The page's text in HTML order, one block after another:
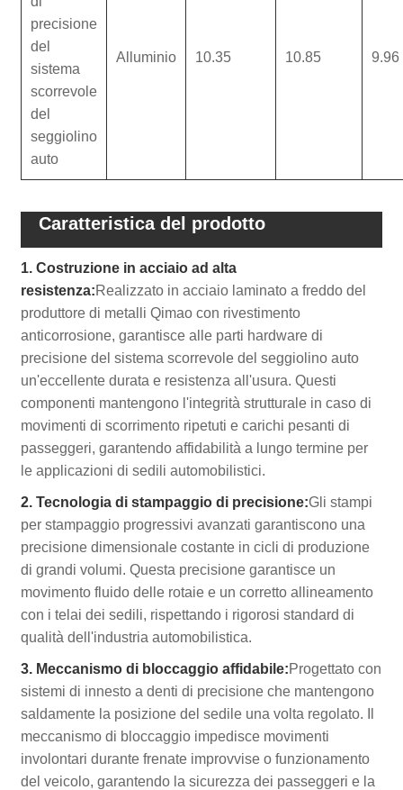
precisione
del
sistema
scorrevole
del
seggiolino
auto
Alluminio 10.35 10.85 9.96
Caratteristica del prodotto
1. Costruzione in acciaio ad alta
resistenza:Realizzato in acciaio laminato a freddo del
produttore di metalli Qimao con rivestimento
anticorrosione, garantisce alle parti hardware di
precisione del sistema scorrevole del seggiolino auto
un'eccellente durata e resistenza all'usura. Questi
componenti mantengono l'integrità strutturale in caso di
movimenti di scorrimento ripetuti e carichi pesanti di
passeggeri, garantendo affidabilità a lungo termine per
le applicazioni di sedili automobilistici.
2. Tecnologia di stampaggio di precisione:Gli stampi
per stampaggio progressivi avanzati garantiscono una
precisione dimensionale costante in cicli di produzione
di grandi volumi. Questa precisione garantisce un
movimento fluido delle rotaie e un corretto allineamento
con i telai dei sedili, rispettando i rigorosi standard di
qualità dell'industria automobilistica.
3. Meccanismo di bloccaggio affidabile:Progettato con
sistemi di innesto a denti di precisione che mantengono
saldamente la posizione del sedile una volta regolato. Il
meccanismo di bloccaggio impedisce movimenti
involontari durante frenate improvvise o funzionamento
del veicolo, garantendo la sicurezza dei passeggeri e la